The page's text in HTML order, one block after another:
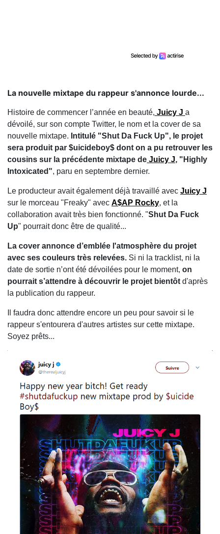
La nouvelle mixtape du rappeur s'annonce lourde...
Histoire de commencer l’année en beauté, Juicy J a
dévoilé, sur son compte Twitter, le nom et la cover de sa
nouvelle mixtape. Intitulé "Shut Da Fuck Up", le projet
sera produit par $uicideboy$ dont on a pu retrouver les
cousins sur la précédente mixtape de Juicy J, "Highly
Intoxicated", paru en septembre dernier.
Le producteur avait également déjà travaillé avec Juicy J
sur le morceau "Freaky" avec A$AP Rocky, et la
collaboration avait très bien fonctionné. "Shut Da Fuck
Up" pourrait donc être de qualité...
La cover annonce d’emblée l'atmosphère du projet
avec ses couleurs très relevées. Si ni la tracklist, ni la
date de sortie n’ont été dévoilées pour le moment, on
pourrait s’attendre à découvrir le projet bientôt d'après
la publication du rappeur.
Il faudra donc attendre encore un peu pour savoir si le
rappeur s'entourera d'autres artistes sur cette mixtape.
Soyez prêts...